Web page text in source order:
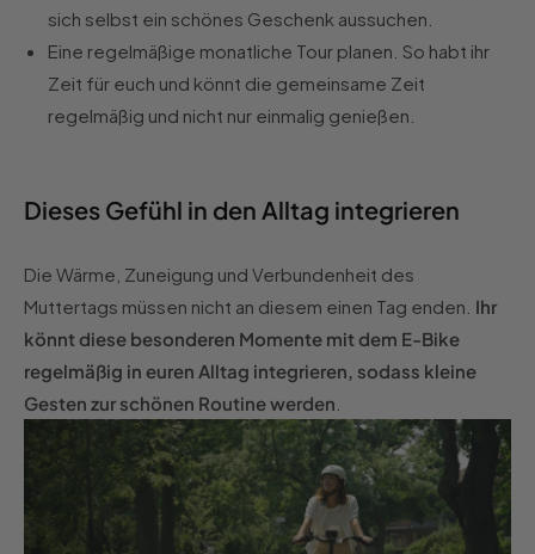
sich selbst ein schönes Geschenk aussuchen.
Eine regelmäßige monatliche Tour planen. So habt ihr
Zeit für euch und könnt die gemeinsame Zeit
regelmäßig und nicht nur einmalig genießen.
Dieses Gefühl in den Alltag integrieren
Die Wärme, Zuneigung und Verbundenheit des
Muttertags müssen nicht an diesem einen Tag enden. Ihr
könnt diese besonderen Momente mit dem E-Bike
regelmäßig in euren Alltag integrieren, sodass kleine
Gesten zur schönen Routine werden